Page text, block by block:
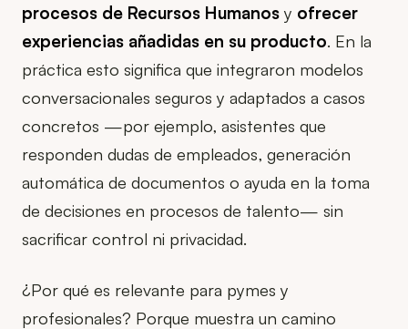
procesos de Recursos Humanos y ofrecer
experiencias añadidas en su producto . En la
práctica esto significa que integraron modelos
conversacionales seguros y adaptados a casos
concretos —por ejemplo, asistentes que
responden dudas de empleados, generación
automática de documentos o ayuda en la toma
de decisiones en procesos de talento— sin
sacrificar control ni privacidad.
¿Por qué es relevante para pymes y
profesionales? Porque muestra un camino